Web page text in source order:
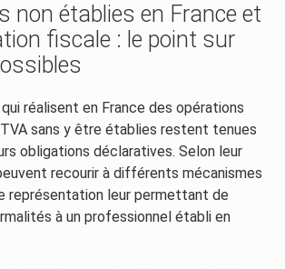
non établies en France et
fiscale : le point sur
réalisent en France des opérations
sans y être établies restent tenues
obligations déclaratives. Selon leur
recourir à différents mécanismes
représentation leur permettant de
à un professionnel établi en